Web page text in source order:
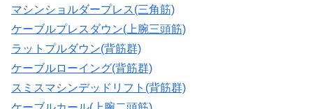
マシンショルダープレス(三角筋)
ケーブルプレスダウン(上腕三頭筋)
ラットプルダウン(背筋群)
ケーブルローイング(背筋群)
スミスマシンデッドリフト(背筋群)